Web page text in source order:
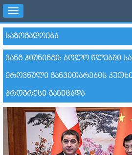
Toggle
navigation
ᲡᲐᲖᲝᲒᲐᲓᲝᲔᲑᲐ
ᲕᲐᲜᲒ ᲰᲘᲣᲜᲘᲜᲒᲘ: ᲑᲝᲚᲝ ᲬᲚᲔᲑᲨᲘ
ᲔᲠᲝᲕᲜᲣᲚᲘ ᲒᲐᲜᲕᲘᲗᲐᲠᲔᲑᲘᲡ
ᲞᲠᲝᲒᲠᲔᲡᲘ ᲒᲐᲜᲘᲪᲐᲓᲐ